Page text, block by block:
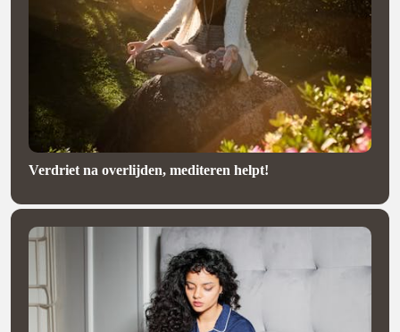
Verdriet na overlijden, mediteren helpt!